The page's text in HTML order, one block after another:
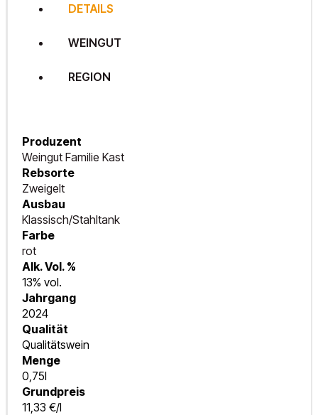
DETAILS
WEINGUT
REGION
Produzent
Weingut Familie Kast
Rebsorte
Zweigelt
Ausbau
Klassisch/Stahltank
Farbe
rot
Alk. Vol. %
13% vol.
Jahrgang
2024
Qualität
Qualitätswein
Menge
0,75l
Grundpreis
11,33 €/l